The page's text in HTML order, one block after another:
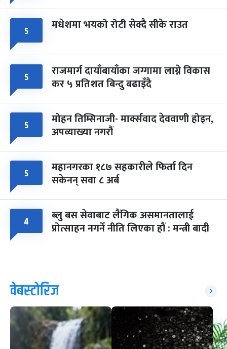
५ मधेशमा भयको रोटी सेक्दै सीके राउत
५ राजमार्ग दायाँबायाँका जग्गामा लाग्ने विकास
कर ५ प्रतिशत बिन्दु बढाइँदै
५ मोहन तिम्सिनाजी- मार्क्सवाद देववाणी होइन,
अपव्याख्या नगरौं
५ महानगरका १८७ सहकारीले फिर्ता दिन
सकेनन् सवा ८ अर्ब
४ ब्लु बस सेवाबाट लैंगिक असमानतालाई
प्रोत्साहन नगर्ने नीति लिएका हौं : मन्त्री बादी
वेबस्टोरिज